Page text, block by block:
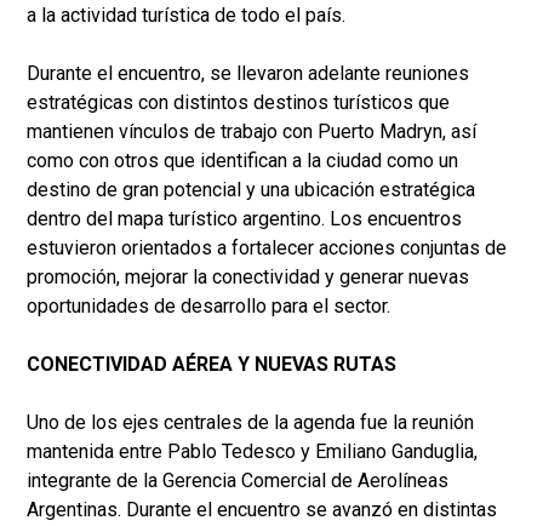
a la actividad turística de todo el país.
Durante el encuentro, se llevaron adelante reuniones
estratégicas con distintos destinos turísticos que
mantienen vínculos de trabajo con Puerto Madryn, así
como con otros que identifican a la ciudad como un
destino de gran potencial y una ubicación estratégica
dentro del mapa turístico argentino. Los encuentros
estuvieron orientados a fortalecer acciones conjuntas de
promoción, mejorar la conectividad y generar nuevas
oportunidades de desarrollo para el sector.
CONECTIVIDAD AÉREA Y NUEVAS RUTAS
Uno de los ejes centrales de la agenda fue la reunión
mantenida entre Pablo Tedesco y Emiliano Ganduglia,
integrante de la Gerencia Comercial de Aerolíneas
Argentinas. Durante el encuentro se avanzó en distintas